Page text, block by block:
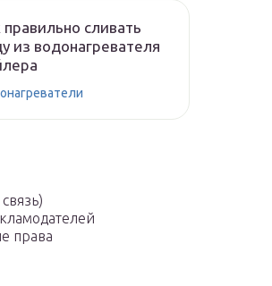
правильно сливать
из водонагревателя
права